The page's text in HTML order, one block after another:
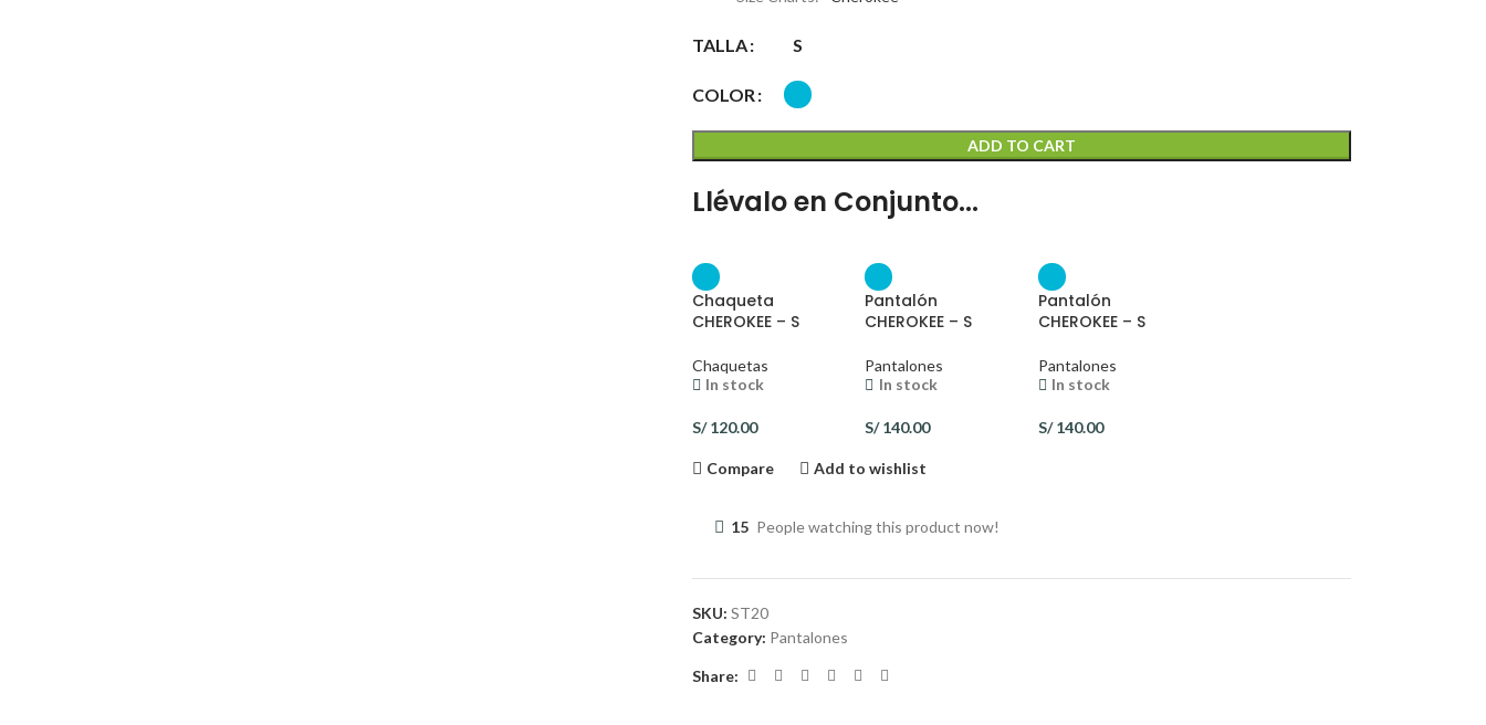
TALLA S
COLOR
ADD TO CART
Llévalo en Conjunto...
Chaqueta
CHEROKEE – S
Chaquetas
In stock
S/120.00
Pantalón
CHEROKEE – S
Pantalones
In stock
S/140.00
Pantalón
CHEROKEE – S
Pantalones
In stock
S/140.00
Compare Add to wishlist
15 People watching this product now!
SKU: ST20
Category: Pantalones
Share: